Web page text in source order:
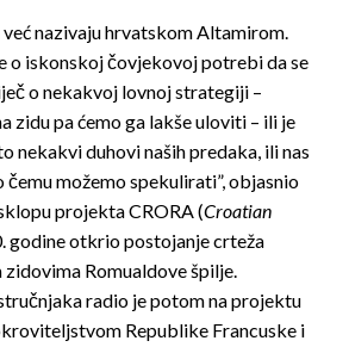
nazivaju hrvatskom Altamirom.
o iskonskoj čovjekovoj potrebi da se
o nekakvoj lovnoj strategiji –
zidu pa ćemo ga lakše uloviti – ili je
nekakvi duhovi naših predaka, ili nas
čemu možemo spekulirati”, objasnio
projekta CRORA (Croatian
godine otkrio postojanje crteža
Romualdove špilje.
radio je potom na projektu
Republike Francuske i